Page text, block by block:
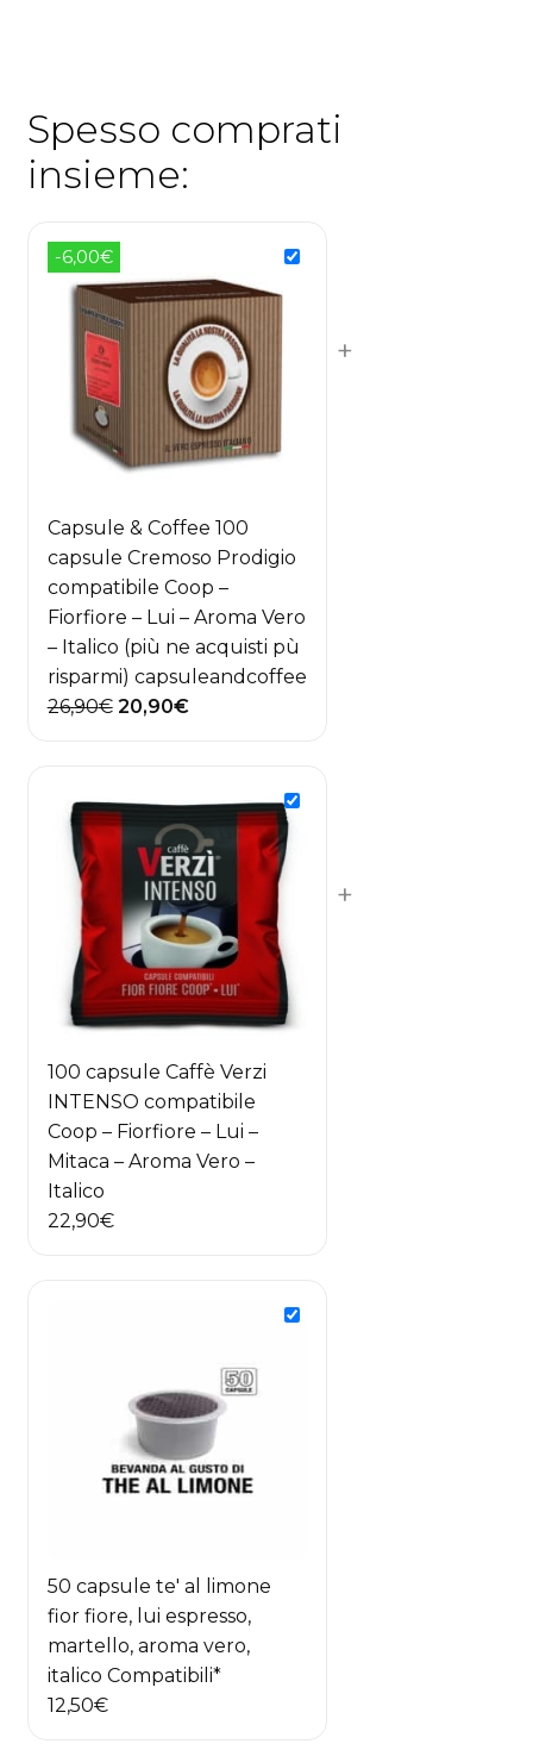
Spesso comprati
insieme:
-6,00€
Capsule & Coffee 100
capsule Cremoso Prodigio
compatibile Coop –
Fiorfiore – Lui – Aroma Vero
– Italico (più ne acquisti pù
risparmi) capsuleandcoffee
26,90€ Il
26,90€.
20,90€Il
20,90€.
+
100 capsule Caffè Verzi
INTENSO compatibile
Coop – Fiorfiore – Lui –
Mitaca – Aroma Vero –
Italico
22,90€
+
50 capsule te' al limone
fior fiore, lui espresso,
martello, aroma vero,
italico Compatibili*
12,50€